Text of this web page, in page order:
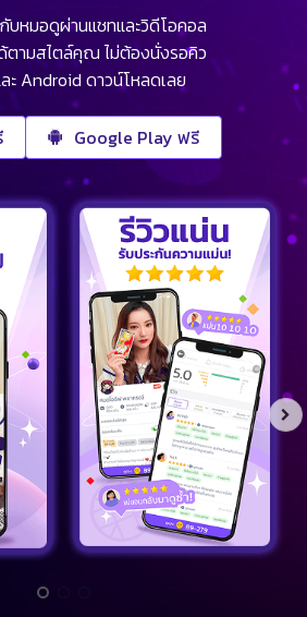
บหมอดูผ่านแชทและวิดีโอคอล
ตามสไตล์คุณ ไม่ต้องนั่งรอคิว
ะ Android ดาวน์โหลดเลย
Google Play ฟรี